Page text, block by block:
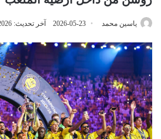
ياسين محمد 2026-05-23 آخر تحديث: 2026-05-23